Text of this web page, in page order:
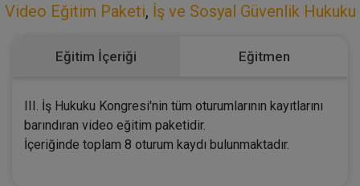
Video Eğitim Paketi, İş ve Sosyal Güvenlik Hukuku
Eğitim İçeriği Eğitmen
III. İş Hukuku Kongresi'nin tüm oturumlarının kayıtlarını
barındıran video eğitim paketidir.
İçeriğinde toplam 8 oturum kaydı bulunmaktadır.